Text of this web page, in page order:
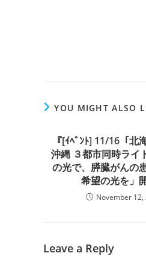
YOU MIGHT ALSO
『[ｲﾍﾞﾝﾄ] 11/16「北
沖縄 ３都市同時ライ
の光で、膵臓がんの
希望の光を」
November 12,
Leave a Reply